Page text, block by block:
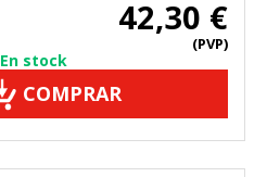
42,30 €
(PVP)
En stock
COMPRAR